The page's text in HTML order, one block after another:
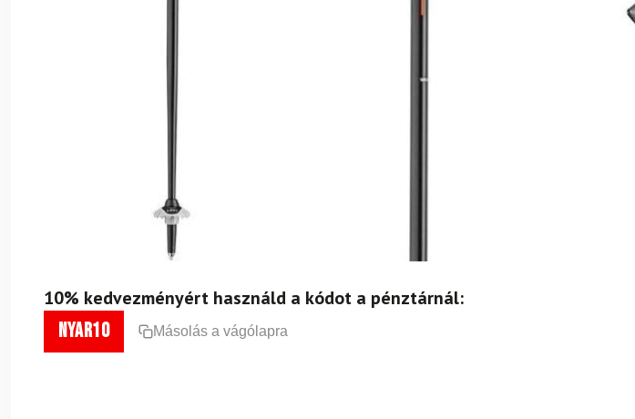
10% kedvezményért használd a kódot a pénztárnál:
nyar10 Másolás a vágólapra